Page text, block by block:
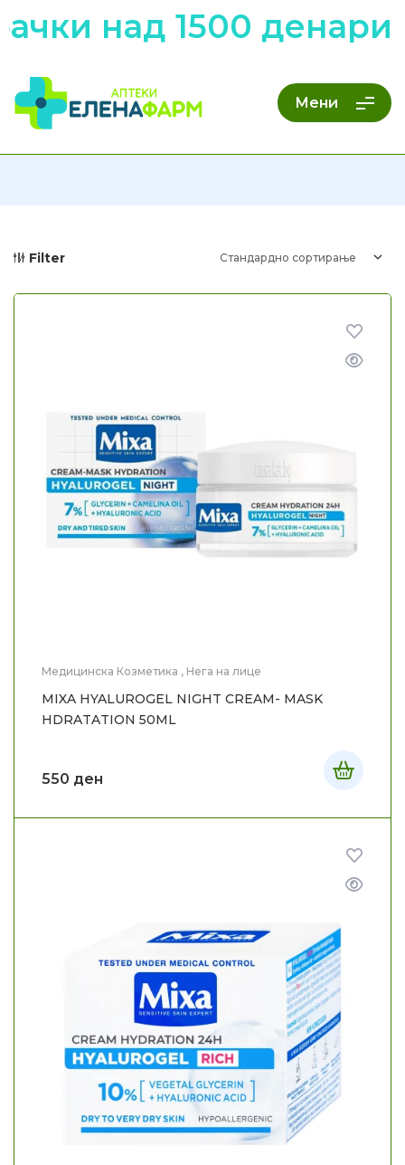
над 1500 денари
Мени
Filter
Медицинска Козметика , Нега на лице
MIXA HYALUROGEL NIGHT CREAM- MASK
HDRATATION 50ML
550 ден